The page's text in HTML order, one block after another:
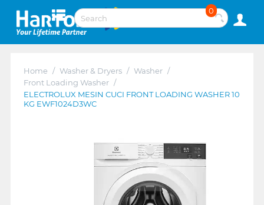
0
Home / Washer & Dryers / Washer /
Front Loading Washer /
ELECTROLUX MESIN CUCI FRONT LOADING WASHER 10
KG EWF1024D3WC